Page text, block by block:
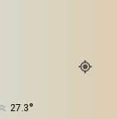
27.3°